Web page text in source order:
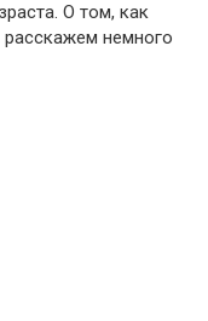
О том, как
расскажем немного